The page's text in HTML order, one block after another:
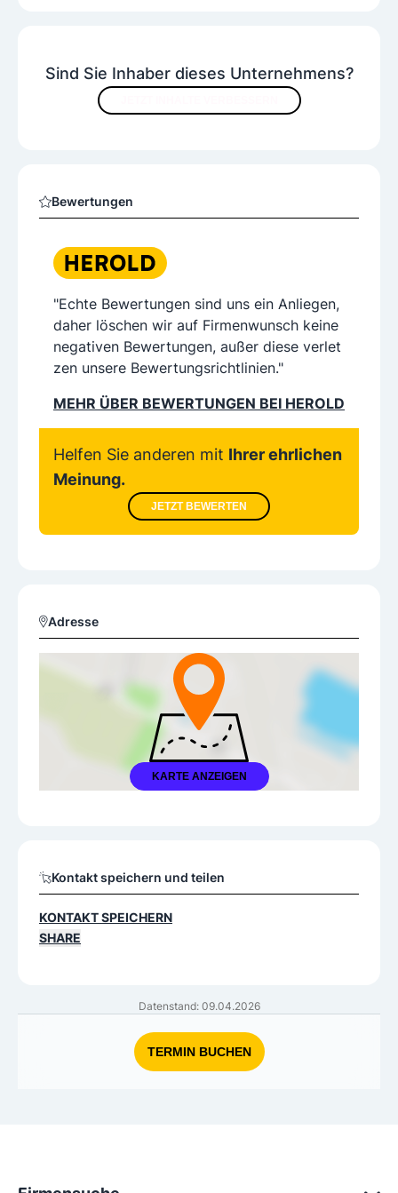
Sind Sie Inhaber dieses Unternehmens?
Bewertungen
"Echte Bewertungen sind uns ein Anliegen,
daher löschen wir auf Firmenwunsch keine
negativen Bewertungen, außer diese verlet
zen unsere Bewertungsrichtlinien."
MEHR ÜBER BEWERTUNGEN BEI HEROLD
Helfen Sie anderen mit Ihrer ehrlichen
Meinung.
JETZT BEWERTEN
Adresse
KARTE ANZEIGEN
Datenstand: 09.04.2026
Kontakt speichern und teilen
KONTAKT SPEICHERN
SHARE
TERMIN BUCHEN